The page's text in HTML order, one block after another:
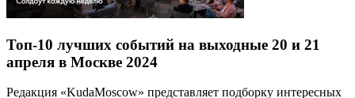
Топ-10 лучших событий на выходные 20 и 21
апреля в Москве 2024
Редакция «KudaMoscow» представляет подборку интересных